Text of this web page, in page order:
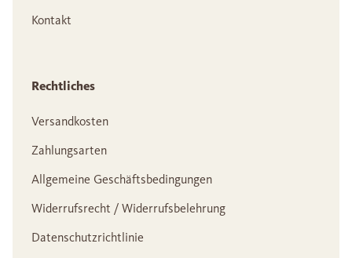
Kontakt
Rechtliches
Versandkosten
Zahlungsarten
Allgemeine Geschäftsbedingungen
Widerrufsrecht / Widerrufsbelehrung
Datenschutzrichtlinie